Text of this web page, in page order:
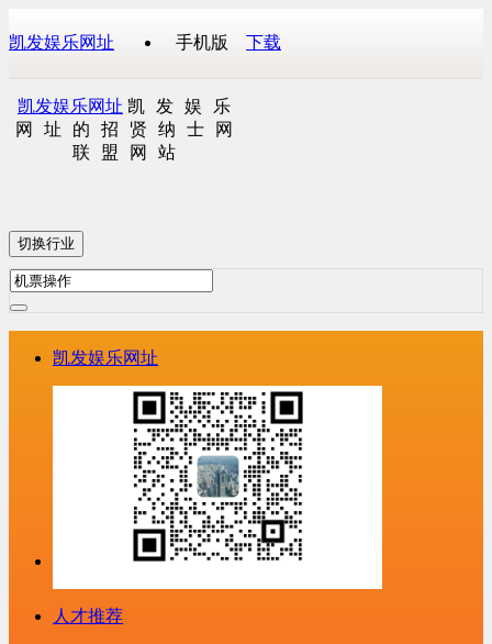
凯发娱乐网址 手机版 下载
凯发娱乐网址 凯发娱乐
网址的招贤纳士网
联盟网站
切换行业
凯发娱乐网址
人才推荐